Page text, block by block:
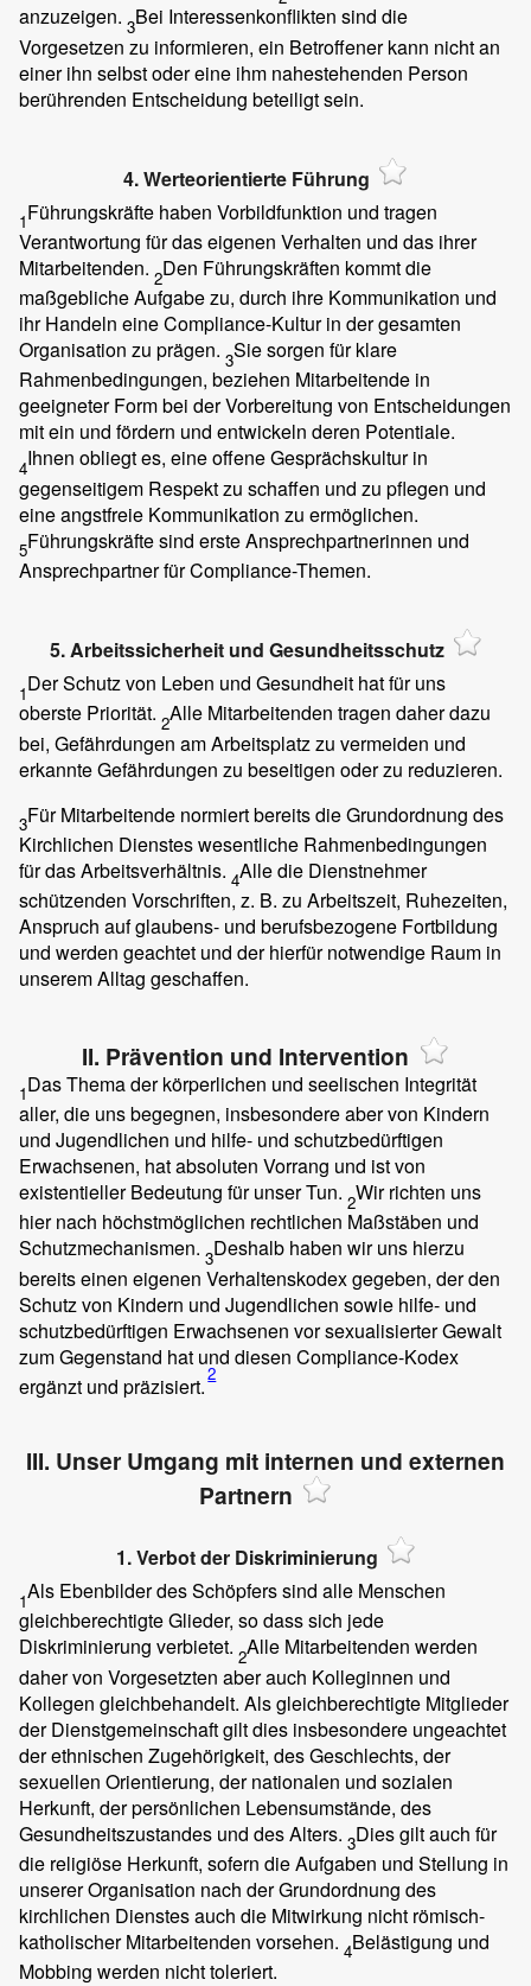
anzuzeigen. 3Bei Interessenkonflikten sind die
Vorgesetzen zu informieren, ein Betroffener kann nicht an
einer ihn selbst oder eine ihm nahestehenden Person
berührenden Entscheidung beteiligt sein.
4. Werteorientierte Führung
1Führungskräfte haben Vorbildfunktion und tragen
Verantwortung für das eigenen Verhalten und das ihrer
Mitarbeitenden. 2Den Führungskräften kommt die
maßgebliche Aufgabe zu, durch ihre Kommunikation und
ihr Handeln eine Compliance-Kultur in der gesamten
Organisation zu prägen. 3Sie sorgen für klare
Rahmenbedingungen, beziehen Mitarbeitende in
geeigneter Form bei der Vorbereitung von Entscheidungen
mit ein und fördern und entwickeln deren Potentiale.
4Ihnen obliegt es, eine offene Gesprächskultur in
gegenseitigem Respekt zu schaffen und zu pflegen und
eine angstfreie Kommunikation zu ermöglichen.
5Führungskräfte sind erste Ansprechpartnerinnen und
Ansprechpartner für Compliance-Themen.
5. Arbeitssicherheit und Gesundheitsschutz
1Der Schutz von Leben und Gesundheit hat für uns
oberste Priorität. 2Alle Mitarbeitenden tragen daher dazu
bei, Gefährdungen am Arbeitsplatz zu vermeiden und
erkannte Gefährdungen zu beseitigen oder zu reduzieren.
3Für Mitarbeitende normiert bereits die Grundordnung des
Kirchlichen Dienstes wesentliche Rahmenbedingungen
für das Arbeitsverhältnis. 4Alle die Dienstnehmer
schützenden Vorschriften, z. B. zu Arbeitszeit, Ruhezeiten,
Anspruch auf glaubens- und berufsbezogene Fortbildung
und werden geachtet und der hierfür notwendige Raum in
unserem Alltag geschaffen.
II. Prävention und Intervention
1Das Thema der körperlichen und seelischen Integrität
aller, die uns begegnen, insbesondere aber von Kindern
und Jugendlichen und hilfe- und schutzbedürftigen
Erwachsenen, hat absoluten Vorrang und ist von
existentieller Bedeutung für unser Tun. 2Wir richten uns
hier nach höchstmöglichen rechtlichen Maßstäben und
Schutzmechanismen. 3Deshalb haben wir uns hierzu
bereits einen eigenen Verhaltenskodex gegeben, der den
Schutz von Kindern und Jugendlichen sowie hilfe- und
schutzbedürftigen Erwachsenen vor sexualisierter Gewalt
zum Gegenstand hat und diesen Compliance-Kodex
ergänzt und präzisiert.2
III. Unser Umgang mit internen und externen
Partnern
1. Verbot der Diskriminierung
1Als Ebenbilder des Schöpfers sind alle Menschen
gleichberechtigte Glieder, so dass sich jede
Diskriminierung verbietet. 2Alle Mitarbeitenden werden
daher von Vorgesetzten aber auch Kolleginnen und
Kollegen gleichbehandelt. Als gleichberechtigte Mitglieder
der Dienstgemeinschaft gilt dies insbesondere ungeachtet
der ethnischen Zugehörigkeit, des Geschlechts, der
sexuellen Orientierung, der nationalen und sozialen
Herkunft, der persönlichen Lebensumstände, des
Gesundheitszustandes und des Alters. 3Dies gilt auch für
die religiöse Herkunft, sofern die Aufgaben und Stellung in
unserer Organisation nach der Grundordnung des
kirchlichen Dienstes auch die Mitwirkung nicht römisch-
katholischer Mitarbeitenden vorsehen. 4Belästigung und
Mobbing werden nicht toleriert.